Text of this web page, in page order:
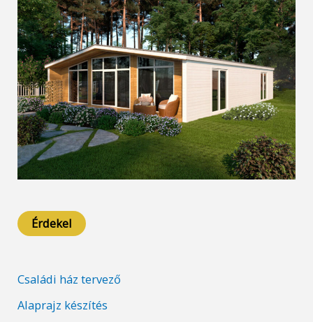
Érdekel
Családi ház tervező
Alaprajz készítés